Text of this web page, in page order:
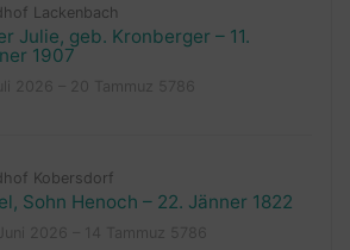
Lackenbach
Julie, geb. Kronberger – 11.
1907
Kobersdorf
Sohn Henoch – 22. Jänner 1822